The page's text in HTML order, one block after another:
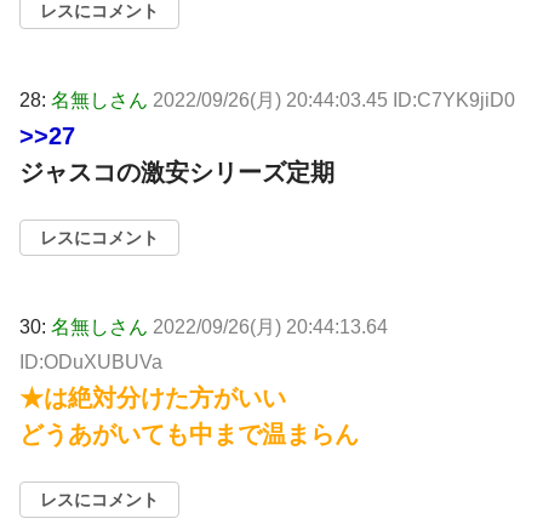
レスにコメント
28: 名無しさん 2022/09/26(月) 20:44:03.45 ID:C7YK9jiD0
>>27
ジャスコの激安シリーズ定期
レスにコメント
30: 名無しさん 2022/09/26(月) 20:44:13.64
ID:ODuXUBUVa
★は絶対分けた方がいい
どうあがいても中まで温まらん
レスにコメント